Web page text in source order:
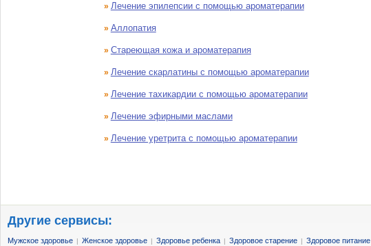
» Лечение эпилепсии с помощью ароматерапии
» Аллопатия
» Стареющая кожа и ароматерапия
» Лечение скарлатины с помощью ароматерапии
» Лечение тахикардии с помощью ароматерапии
» Лечение эфирными маслами
» Лечение уретрита с помощью ароматерапии
Другие сервисы:
Мужское здоровье | Женское здоровье | Здоровье ребенка | Здоровое старение | Здоровое питание